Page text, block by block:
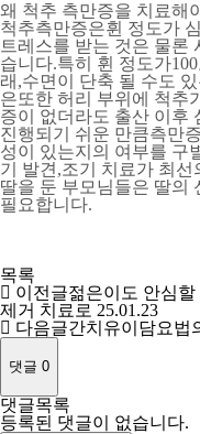
왜 척추 측만증을 치료해
척추측만증은휜 정도가
트레스를 받는 것은 물론
습니다.특히 휜 정도가
래,수면이 단축 될 수도
은또한 허리 부위에 척추
증이 없더라도 출산 이후
진행되기 쉬운 만큼측만
성이 있는지의 여부를 구
기 발견,조기 치료가 최선
딸을 둔 부모님들은 딸의
필요합니다.
목록
이전글젊은이도 안심
제거 치료로 25.01.23
다음글간치유이담요법
댓글 0
댓글목록
등록된 댓글이 없습니다.